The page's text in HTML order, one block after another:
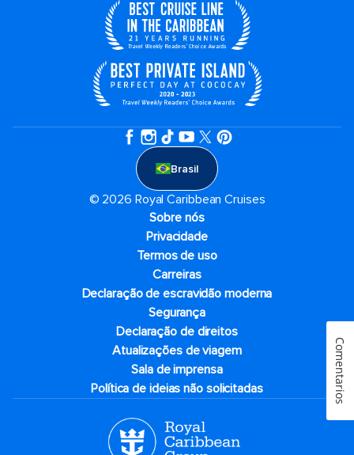
Brasil
© 2026 Royal Caribbean Cruises
Sobre nós
Privacidade
Termos de uso
Carreiras
Declaração de escravidão moderna
Segurança
Declaração de direitos
Atualizações de viagem
Sala de imprensa
Política de ideias não solicitadas
Comentarios